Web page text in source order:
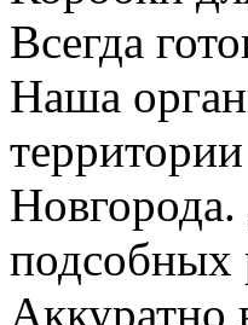
Всегда
Наша
подсобных
Аккуратно